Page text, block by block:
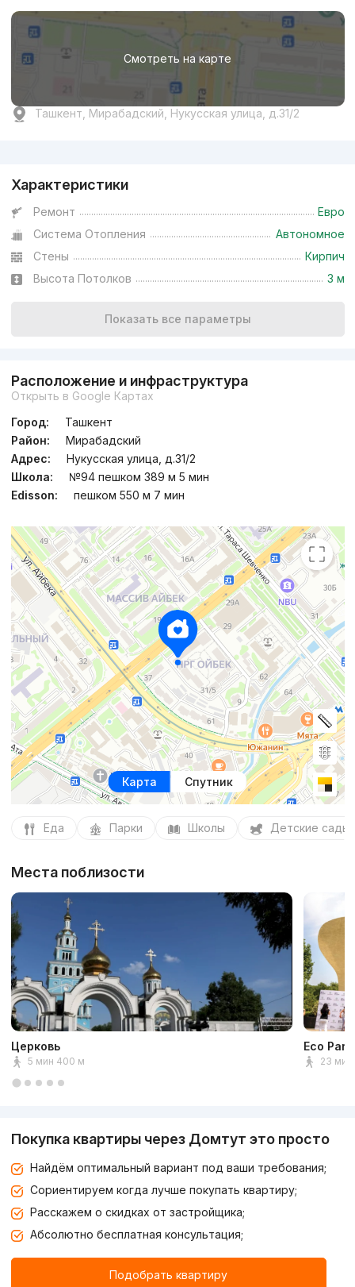
Смотреть на карте
Ташкент, Мирабадский, Нукусская улица, д.31/2
Характеристики
Ремонт
Евро
Система Отопления
Автономное
Стены
Кирпич
Высота Потолков
3 м
Показать все параметры
Расположение и инфраструктура
Открыть в Google Картах
Город:
Ташкент
Район:
Мирабадский
Адрес:
Нукусская улица, д.31/2
Школа:
№94 пешком 389 м 5 мин
Edisson:
пешком 550 м 7 мин
Карта Спутник
Еда Парки Школы Детские сады
Места поблизости
Церковь
5 мин 400 м
Eco Park
23 мин
Покупка квартиры через Домтут это просто
Найдём оптимальный вариант под ваши требования;
Сориентируем когда лучше покупать квартиру;
Расскажем о скидках от застройщика;
Абсолютно бесплатная консультация;
Подобрать квартиру